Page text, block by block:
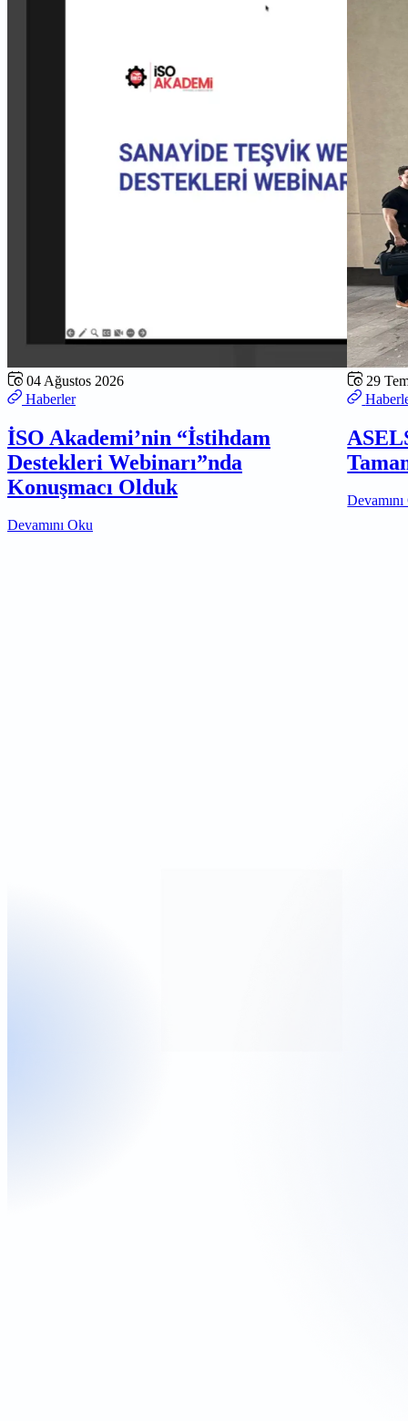
04 Ağustos 2026
Haberler
İSO Akademi’nin “İstihdam
Destekleri Webinarı”nda
Konuşmacı Olduk
Devamını Oku
29